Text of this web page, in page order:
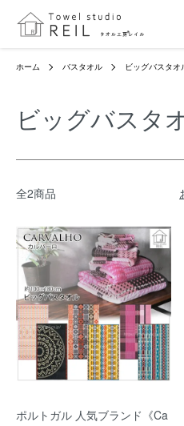
ホーム バスタオル ビッグバスタオ
ビッグバスタ
全2商品
ポルトガル 人気ブランド《Ca